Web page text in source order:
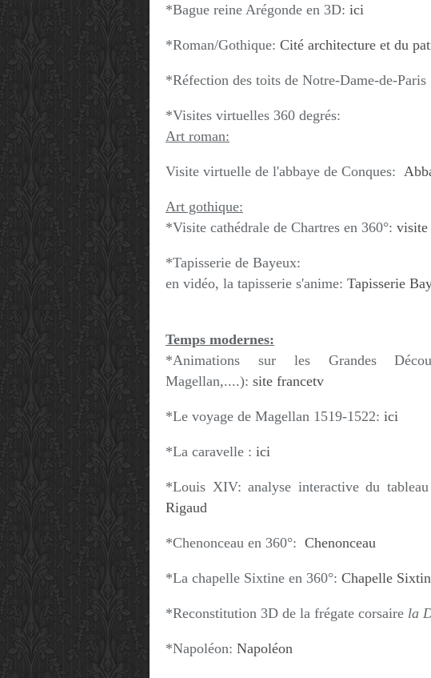
*Bague reine Arégonde en 3D: ici
*Roman/Gothique: Cité architecture et du
*Réfection des toits de Notre-Dame-de-Paris
*Visites virtuelles 360 degrés:
Art roman:
Visite virtuelle de l'abbaye de Conques:
Art gothique:
*Visite cathédrale de Chartres en 360°: visite
*Tapisserie de Bayeux:
en vidéo, la tapisserie s'anime: Tapisserie
Temps modernes:
*Animations sur les Grandes
Magellan,....): site francetv
*Le voyage de Magellan 1519-1522: ici
*La caravelle : ici
*Louis XIV: analyse interactive du
Rigaud
*Chenonceau en 360°: Chenonceau
*La chapelle Sixtine en 360°: Chapelle
*Reconstitution 3D de la frégate corsaire la
*Napoléon: Napoléon